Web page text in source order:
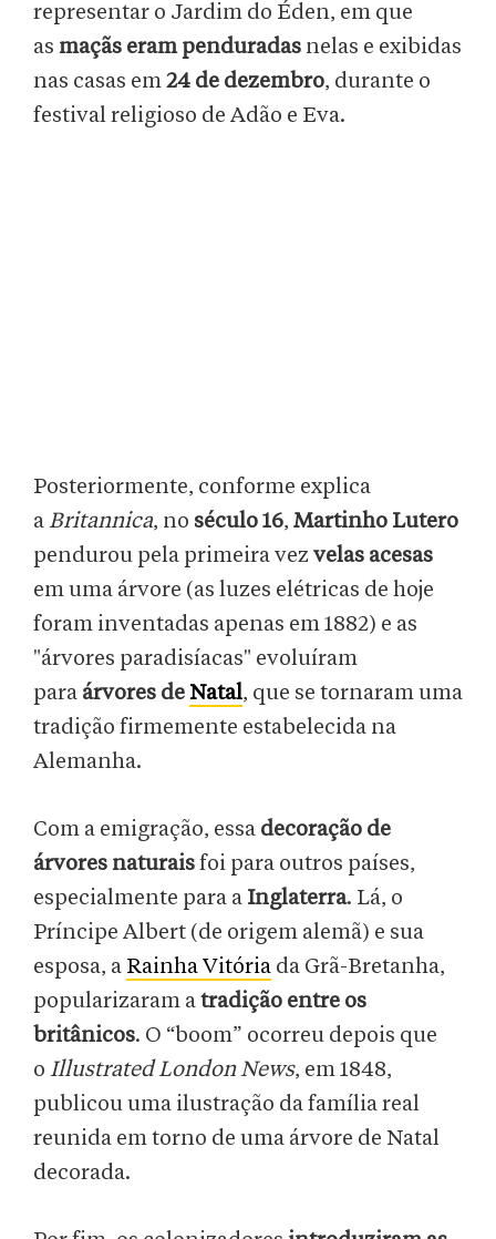
representar o Jardim do Éden, em que
as maçãs eram penduradas nelas e exibidas
nas casas em24 de dezembro, durante o
festival religioso de Adão e Eva.
Posteriormente, conforme explica
aBritannica, no século 16, Martinho Lutero
pendurou pela primeira vezvelas acesas
em uma árvore (as luzes elétricas de hoje
foram inventadas apenas em 1882) e as
"árvores paradisíacas" evoluíram
para árvores de Natal, que se tornaram uma
tradição firmemente estabelecida na
Alemanha.
Com a emigração, essa decoração de
árvores naturaisfoi para outros países,
especialmente para a Inglaterra. Lá, o
Príncipe Albert (de origem alemã) e sua
esposa, a Rainha Vitória da Grã-Bretanha,
popularizaram atradição entre os
britânicos. O “boom” ocorreu depois que
o Illustrated London News, em 1848,
publicou uma ilustração da família real
reunida em torno de uma árvore de Natal
decorada.